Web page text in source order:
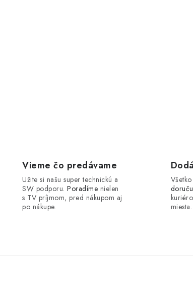
Vieme čo predávame
Užite si našu super technickú a
SW podporu. Poradíme nielen
s TV príjmom, pred nákupom aj
po nákupe.
miesta.